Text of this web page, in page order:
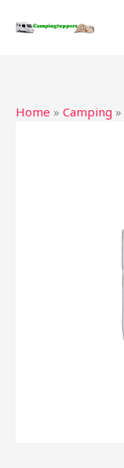
naar
Home » Camping »